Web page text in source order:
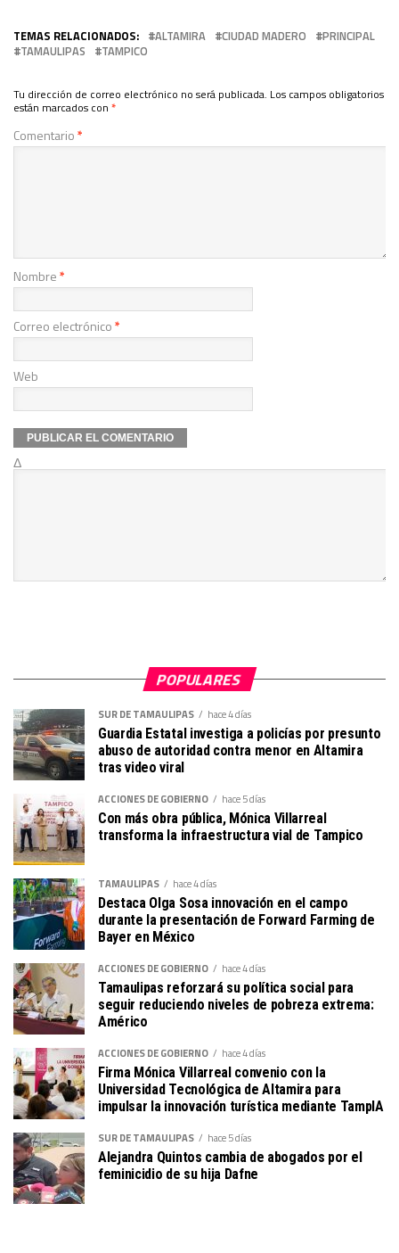
TEMAS RELACIONADOS: ALTAMIRA CIUDAD MADERO
PRINCIPAL
TAMAULIPAS
TAMPICO
Tu dirección de correo electrónico no será publicada. Los campos obligatorios
están marcados con *
Comentario*
Nombre*
Correo electrónico*
Web
Δ
POPULARES
SUR DE TAMAULIPAS hace 4 días
Guardia Estatal investiga a policías por presunto
abuso de autoridad contra menor en Altamira
tras video viral
ACCIONES DE GOBIERNO hace 5 días
Con más obra pública, Mónica Villarreal
transforma la infraestructura vial de Tampico
TAMAULIPAS hace 4 días
Destaca Olga Sosa innovación en el campo
durante la presentación de Forward Farming de
Bayer en México
ACCIONES DE GOBIERNO hace 4 días
Tamaulipas reforzará su política social para
seguir reduciendo niveles de pobreza extrema:
Américo
ACCIONES DE GOBIERNO hace 4 días
Firma Mónica Villarreal convenio con la
Universidad Tecnológica de Altamira para
impulsar la innovación turística mediante TampIA
SUR DE TAMAULIPAS hace 5 días
Alejandra Quintos cambia de abogados por el
feminicidio de su hija Dafne